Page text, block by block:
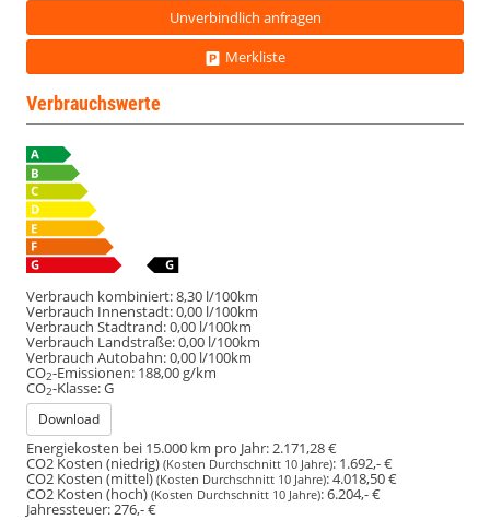
Unverbindlich anfragen
Merkliste
Verbrauchswerte
Verbrauch kombiniert:8,30 l/100km
Verbrauch Innenstadt:0,00 l/100km
Verbrauch Stadtrand:0,00 l/100km
Verbrauch Landstraße:0,00 l/100km
Verbrauch Autobahn:0,00 l/100km
CO2-Emissionen: 188,00 g/km
CO2-Klasse:G
Download
Energiekosten bei 15.000 km pro Jahr:2.171,28 €
CO2 Kosten (niedrig) (Kosten Durchschnitt 10 Jahre): 1.692,- €
CO2 Kosten (mittel)(Kosten Durchschnitt 10 Jahre):4.018,50 €
CO2 Kosten (hoch) (Kosten Durchschnitt 10 Jahre):6.204,- €
Jahressteuer:276,- €